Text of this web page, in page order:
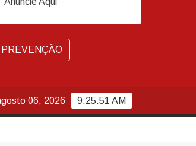
9:25:52 AM
06, 2026